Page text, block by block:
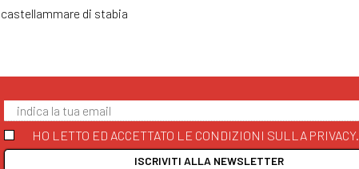
di stabia
HO LETTO ED ACCETTATO LE CONDIZIONI SULLA PRIVACY.
ISCRIVITI ALLA NEWSLETTER